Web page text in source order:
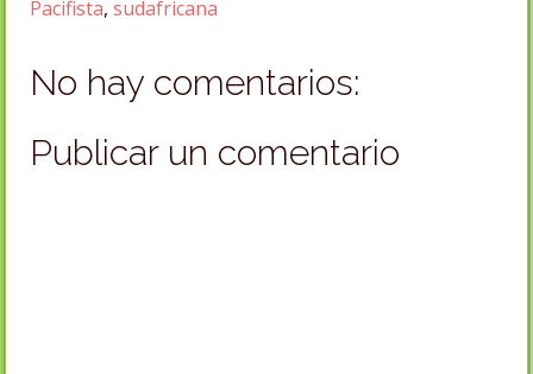
Pacifista, sudafricana
No hay comentarios:
Publicar un comentario